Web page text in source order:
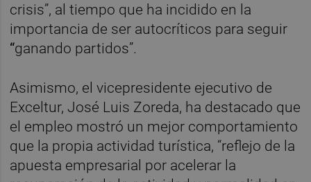
crisis”, al tiempo que ha incidido en la
importancia de ser autocríticos para seguir
“ganando partidos”.
Asimismo, el vicepresidente ejecutivo de
Exceltur, José Luis Zoreda, ha destacado que
el empleo mostró un mejor comportamiento
que la propia actividad turística, “reflejo de la
apuesta empresarial por acelerar la